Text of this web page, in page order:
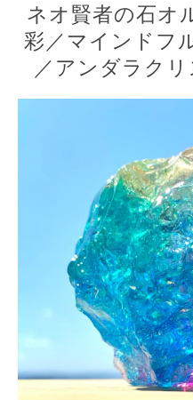
ネオ賢者の石オ
彩／マインドフ
／アンダラク